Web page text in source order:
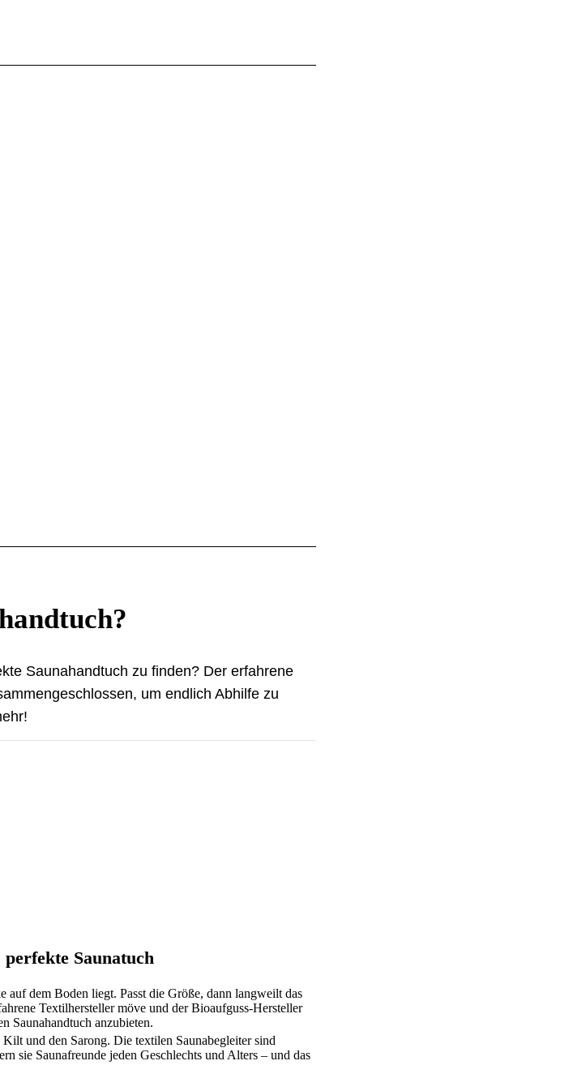
Saunahandtuch zu finden? Der erfahrene
um endlich Abhilfe zu
Saunatuch
auf dem Boden liegt. Passt die Größe, dann langweilt das
Textilhersteller möve und der Bioaufguss-Hersteller
Saunahandtuch anzubieten.
und den Sarong. Die textilen Saunabegleiter sind
sie Saunafreunde jeden Geschlechts und Alters – und das